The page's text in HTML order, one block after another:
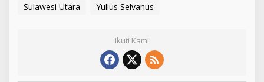
Sulawesi Utara
Yulius Selvanus
Ikuti Kami